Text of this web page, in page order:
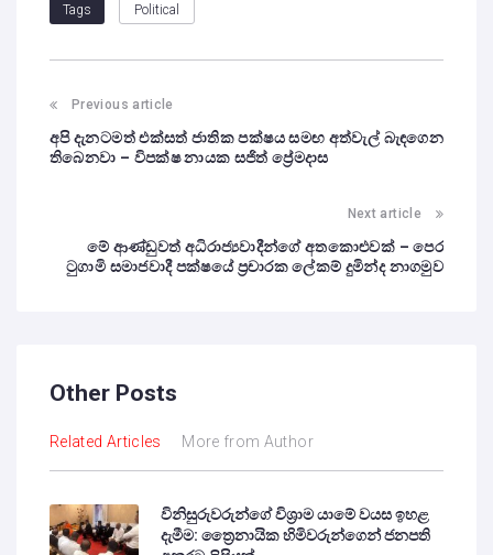
Tags Political
Previous article
අපි දැනටමත් එක්සත් ජාතික පක්ෂය සමඟ අත්වැල් බැඳගෙන
තිබෙනවා – විපක්ෂ නායක සජිත් ප්‍රේමදාස
Next article
මේ ආණ්ඩුවත් අධිරාජ්‍යවාදීන්ගේ අතකොළුවක් – පෙර
ටුගාමි සමාජවාදී පක්ෂයේ ප්‍රචාරක ලේකම් දුමින්ද නාගමුව
Other Posts
Related Articles More from Author
විනිසුරුවරුන්ගේ විශ්‍රාම යාමේ වයස ඉහළ
දැමීම: ත්‍රෛනායික හිමිවරුන්ගෙන් ජනපති